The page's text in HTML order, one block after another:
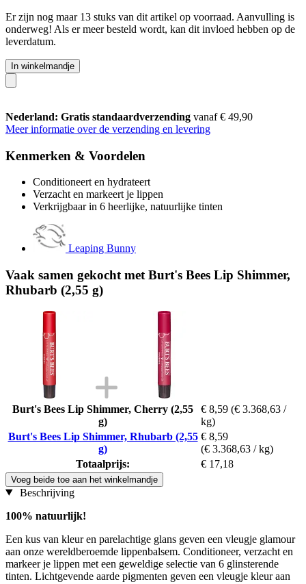
Er zijn nog maar 13 stuks van dit artikel op voorraad. Aanvulling is
onderweg! Als er meer besteld wordt, kan dit invloed hebben op de
leverdatum.
In winkelmandje
Nederland: Gratis standaardverzending vanaf € 49,90
Meer informatie over de verzending en levering
Kenmerken & Voordelen
Conditioneert en hydrateert
Verzacht en markeert je lippen
Verkrijgbaar in 6 heerlijke, natuurlijke tinten
Leaping Bunny
Vaak samen gekocht met Burt's Bees Lip Shimmer,
Rhubarb (2,55 g)
Burt's Bees Lip Shimmer, Cherry (2,55
g)
€ 8,59 (€ 3.368,63 /
kg)
Burt's Bees Lip Shimmer, Rhubarb (2,55
g)
€ 8,59
(€ 3.368,63 / kg)
Totaalprijs:
€ 17,18
Voeg beide toe aan het winkelmandje
Beschrijving
100% natuurlijk!
Een kus van kleur en parelachtige glans geven een vleugje glamour
aan onze wereldberoemde lippenbalsem. Conditioneer, verzacht en
markeer je lippen met een geweldige selectie van 6 glinsterende
tinten. Lichtgevende aarde pigmenten geven een vleugje kleur aan